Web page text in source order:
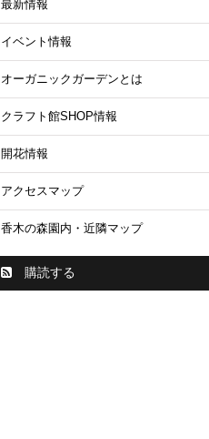
最新情報
イベント情報
オーガニックガーデンとは
クラフト館SHOP情報
開花情報
アクセスマップ
香木の森園内・近隣マップ
購読する